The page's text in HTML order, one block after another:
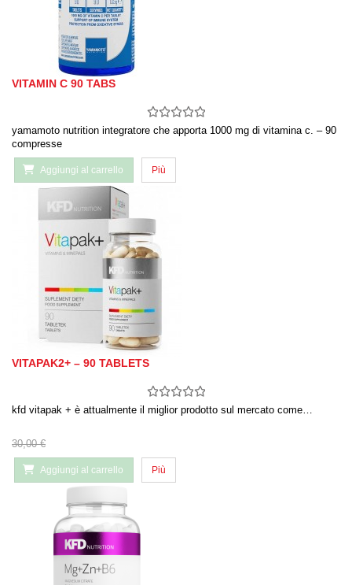
VITAMIN C 90 TABS
yamamoto nutrition integratore che apporta 1000 mg di vitamina c. – 90
compresse
Aggiungi al carrello Più
VITAPAK2+ – 90 TABLETS
kfd vitapak + è attualmente il miglior prodotto sul mercato come…
30,00 €
Aggiungi al carrello Più